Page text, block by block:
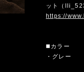
ット（
https://
◼️カラー
・グレー